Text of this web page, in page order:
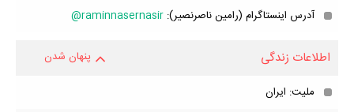
آدرس اینستاگرام (رامین ناصرنصیر): raminnasernasir@
اطلاعات زندگی پنهان شدن
ملیت: ایران